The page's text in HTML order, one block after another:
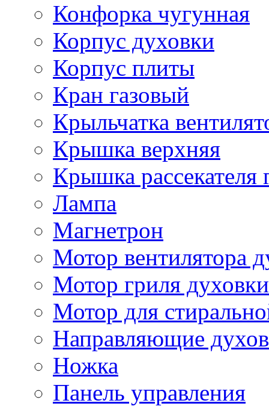
Конфорка чугунная
Корпус духовки
Корпус плиты
Кран газовый
Крыльчатка
Крышка верхняя
Крышка рассекателя
Лампа
Магнетрон
Мотор вентилятора
Мотор гриля духовки
Мотор для
Направляющие
Ножка
Панель управления